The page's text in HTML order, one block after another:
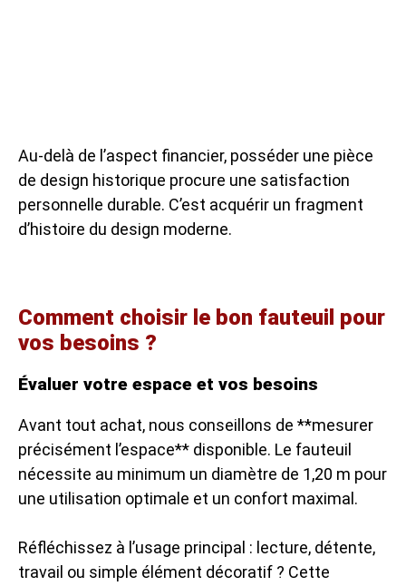
Au-delà de l’aspect financier, posséder une pièce
de design historique procure une satisfaction
personnelle durable. C’est acquérir un fragment
d’histoire du design moderne.
Comment choisir le bon fauteuil pour
vos besoins ?
Évaluer votre espace et vos besoins
Avant tout achat, nous conseillons de **mesurer
précisément l’espace** disponible. Le fauteuil
nécessite au minimum un diamètre de 1,20 m pour
une utilisation optimale et un confort maximal.
Réfléchissez à l’usage principal : lecture, détente,
travail ou simple élément décoratif ? Cette